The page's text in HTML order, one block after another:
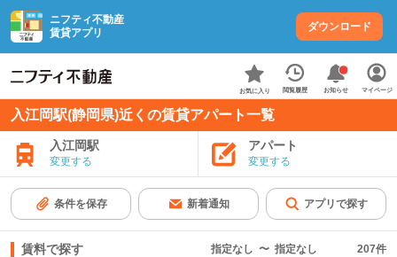
ニフティ不動産
賃貸アプリ
ダウンロード
お気に入り 閲覧履歴 お知らせ マイページ
入江岡駅(静岡県)近くの賃貸アパート一覧
入江岡駅
変更する
アパート
変更する
条件を保存 新着通知 アプリで探す
賃料で探す 指定なし 〜 指定なし 207件